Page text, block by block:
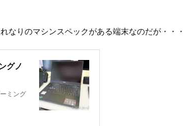
なりのマシンスペックがある端末なのだが・・・
グノ
ミング